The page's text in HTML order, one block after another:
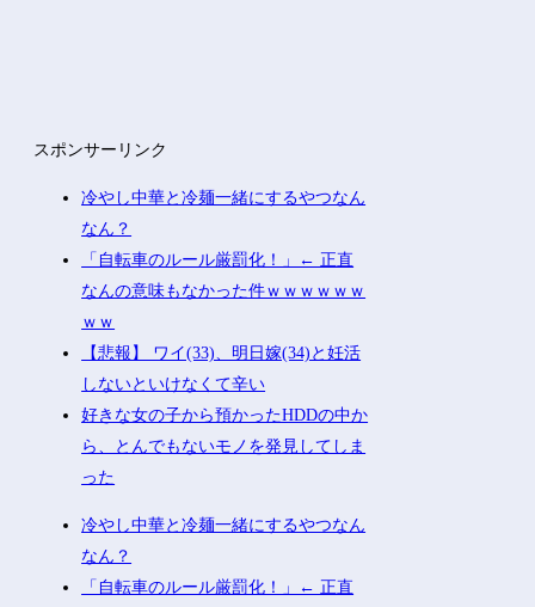
スポンサーリンク
冷やし中華と冷麺一緒にするやつなん
なん？
「自転車のルール厳罰化！」← 正直
なんの意味もなかった件ｗｗｗｗｗｗ
ｗｗ
【悲報】 ワイ(33)、明日嫁(34)と妊活
しないといけなくて辛い
好きな女の子から預かったHDDの中か
ら、とんでもないモノを発見してしま
った
冷やし中華と冷麺一緒にするやつなん
なん？
「自転車のルール厳罰化！」← 正直